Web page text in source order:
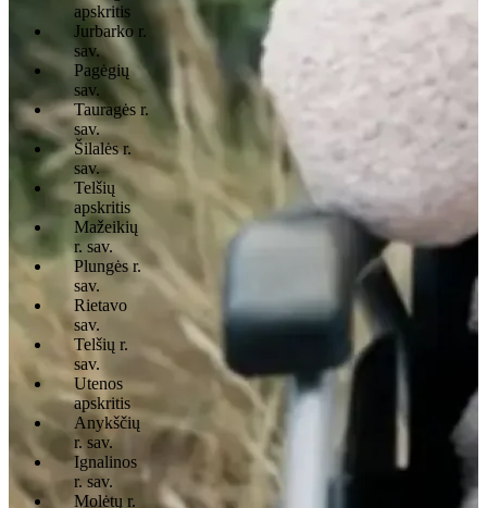
apskritis
Jurbarko r.
sav.
Pagėgių
sav.
Tauragės r.
sav.
Šilalės r.
sav.
Telšių
apskritis
Mažeikių
r. sav.
Plungės r.
sav.
Rietavo
sav.
Telšių r.
sav.
Utenos
apskritis
Anykščių
r. sav.
Ignalinos
r. sav.
Molėtų r.